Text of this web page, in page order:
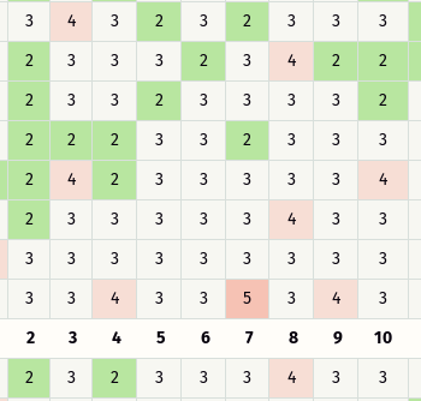
3 4 3 2 3 2 3 3 3
2 3 3 3 2 3 4 2 2
2 3 3 2 3 3 3 3 2
2 2 2 3 3 2 3 3 3
2 4 2 3 3 3 3 3 4
2 3 3 3 3 3 4 3 3
3 3 3 3 3 3 3 3 3
3 3 4 3 3 5 3 4 3
2 3 4 5 6 7 8 9 10
2 3 2 3 3 3 4 3 3